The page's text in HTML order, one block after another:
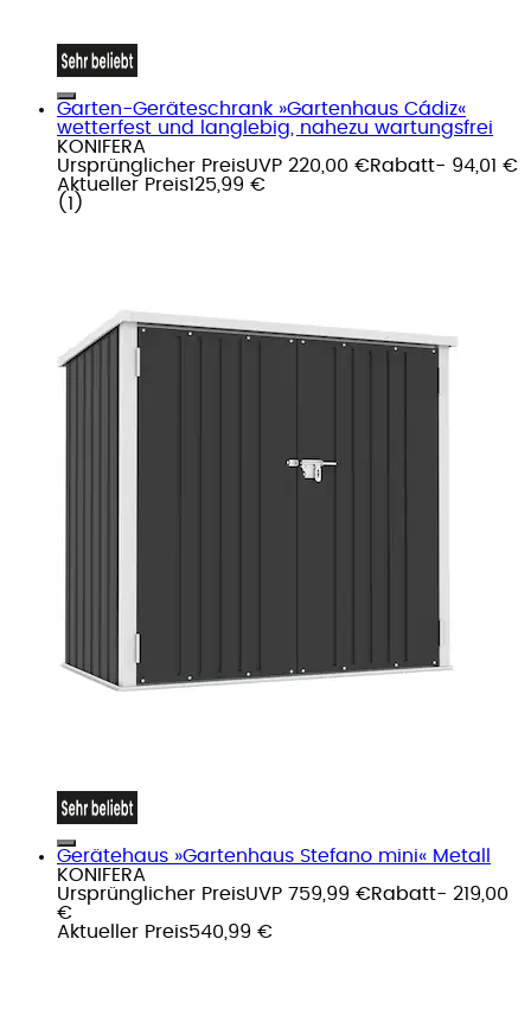
Garten-Geräteschrank »Gartenhaus Cádiz«
wetterfest und langlebig, nahezu wartungsfrei
KONIFERA
Ursprünglicher PreisUVP 220,00 €Rabatt- 94,01 €
Aktueller Preis125,99 €
( 1 )
Gerätehaus »Gartenhaus Stefano mini« Metall
KONIFERA
Ursprünglicher PreisUVP 759,99 €Rabatt- 219,00
€
Aktueller Preis540,99 €